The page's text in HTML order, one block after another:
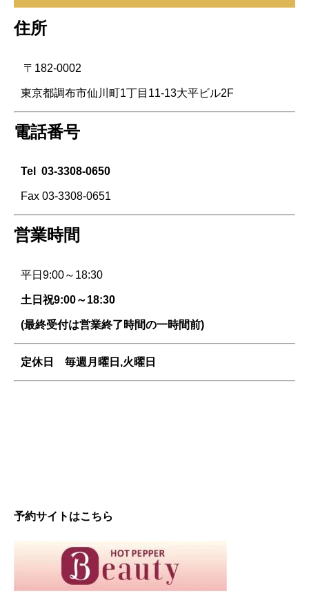
住所
〒182-0002
東京都調布市仙川町1丁目11-13大平ビル2F
電話番号
Tel 03-3308-0650
Fax 03-3308-0651
営業時間
平日9:00～18:30
土日祝9:00～18:30
(最終受付は営業終了時間の一時間前)
定休日 毎週 月曜日,火曜日
予約サイトはこちら